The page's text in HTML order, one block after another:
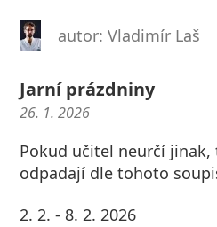
autor: Vladimír Laš
Jarní prázdniny
26. 1. 2026
Pokud učitel neurčí
odpadají dle tohoto
2. 2. - 8. 2. 2026